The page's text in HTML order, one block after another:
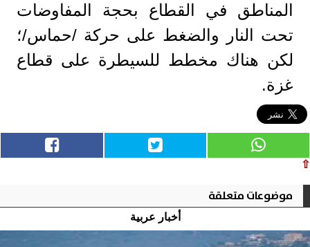
المناطق في القطاع بحجة المفاوضات
تحت النار والضغط على حركة /حماس/؛
لكن هناك مخطط للسيطرة على قطاع
غزة.
⇧
موضوعات متعلقة
أخبار عربية